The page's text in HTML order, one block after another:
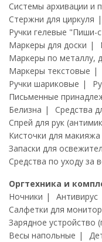
Системы архивации и
Стержни для циркуля
Ручки гелевые "Пиши-
Маркеры для доски
Маркеры по металлу,
Маркеры текстовые
Ручки шариковые
Письменные
Белизна
Средства
Спрей для рук
Кисточки для макияжа
Запаски для
Средства по уходу за
Оргтехника и
Ночники
Антивирус
Салфетки для
Зарядное устройство
Весы напольные